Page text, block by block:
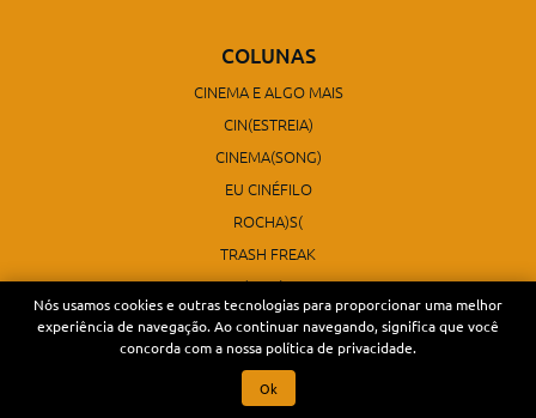
COLUNAS
CINEMA E ALGO MAIS
CIN(ESTREIA)
CINEMA(SONG)
EU CINÉFILO
ROCHA)S(
TRASH FREAK
CINE(FILO)SOFIA
ARTECINES
SÉRIES
Nós usamos cookies e outras tecnologias para proporcionar uma melhor
experiência de navegação. Ao continuar navegando, significa que você
concorda com a nossa política de privacidade.
Ok